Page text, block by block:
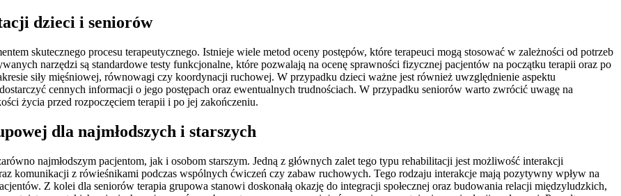
dzieci i seniorów
skutecznego procesu terapeutycznego. Istnieje wiele metod oceny postępów, które terapeuci mogą stosować w zależności od potrzeb
narzędzi są standardowe testy funkcjonalne, które pozwalają na ocenę sprawności fizycznej pacjentów na początku terapii oraz po
siły mięśniowej, równowagi czy koordynacji ruchowej. W przypadku dzieci ważne jest również uwzględnienie aspektu
cennych informacji o jego postępach oraz ewentualnych trudnościach. W przypadku seniorów warto zwrócić uwagę na
życia przed rozpoczęciem terapii i po jej zakończeniu.
dla najmłodszych i starszych
najmłodszym pacjentom, jak i osobom starszym. Jedną z głównych zalet tego typu rehabilitacji jest możliwość interakcji
komunikacji z rówieśnikami podczas wspólnych ćwiczeń czy zabaw ruchowych. Tego rodzaju interakcje mają pozytywny wpływ na
Z kolei dla seniorów terapia grupowa stanowi doskonałą okazję do integracji społecznej oraz budowania relacji międzyludzkich,